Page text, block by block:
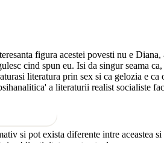
figura acestei povesti nu e
cind spun eu. Isi da singur seama
literatura prin sex si ca gelozia e
a literaturii realist socialiste
si pot exista diferente intre